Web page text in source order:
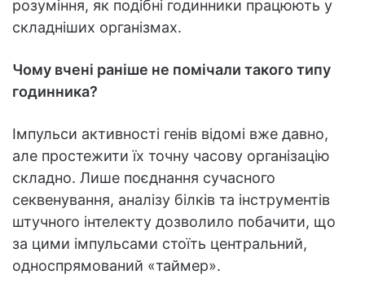
розуміння, як подібні годинники працюють у
складніших організмах.
Чому вчені раніше не помічали такого типу
годинника?
Імпульси активності генів відомі вже давно,
але простежити їх точну часову організацію
складно. Лише поєднання сучасного
секвенування, аналізу білків та інструментів
штучного інтелекту дозволило побачити, що
за цими імпульсами стоїть центральний,
односпрямований «таймер».